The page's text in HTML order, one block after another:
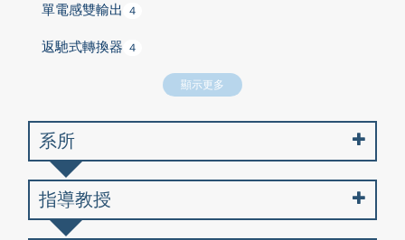
單電感雙輸出 4
返馳式轉換器 4
顯示更多
系所
指導教授